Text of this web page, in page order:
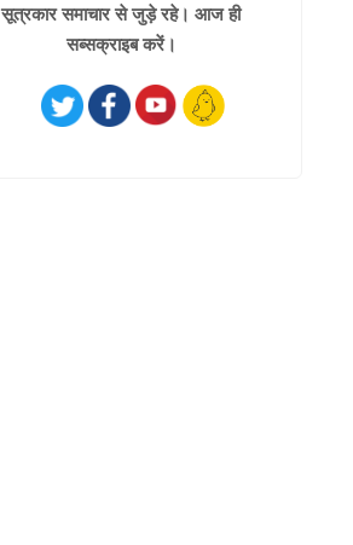
सूत्रकार समाचार से जुड़े रहे। आज ही
सब्सक्राइब करें।